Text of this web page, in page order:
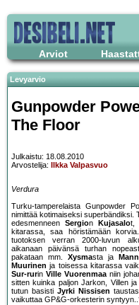
Arviot
Levyarvio
Gunpowder
The Floor
Julkaistu: 18.08.2010
Arvostelija:
Ilkka Valpasvuo
Verdura
Turku-tamperelaista Gunpowder
nimittää kotimaiseksi superbändiksi.
edesmenneen Sergion Kujasalot,
kitarassa, saa höristämään
tuotoksen verran 2000-luvun
aikanaan päivänsä turhan
pakataan mm. Xysmasta ja
Muurinen ja toisessa kitarassa
Sur-rurinVille Vuorenmaaniin
sitten kuinka paljon Jarkon, Villen
tutun basisti Jyrki Nissisen
vaikuttaa GP&G-orkesterin